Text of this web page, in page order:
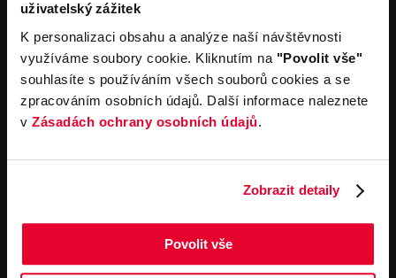
uživatelský zážitek
K personalizaci obsahu a analýze naší návštěvnosti
využíváme soubory cookie. Kliknutím na "Povolit vše"
souhlasíte s používáním všech souborů cookies a se
zpracováním osobních údajů. Další informace naleznete
v Zásadách ochrany osobních údajů.
Zobrazit detaily
Povolit vše
Carsharing
Autopůjčovna
Operativní leasing
Louda Auto+ Poděbrady
Obytné vozy
Novinky
Kariéra
Servisní služby
Servis
Důležité odkazy
Cookies
Všeobecné obchodní
podmínky pro online
vozidel
Všeobecné obchodní
podmínky pro provádění